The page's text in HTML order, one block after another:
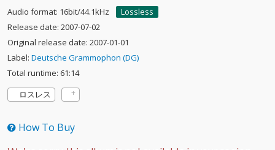
Audio format: 16bit/44.1kHz
Lossless
Release date: 2007-07-02
Original release date: 2007-01-01
Label: Deutsche Grammophon (DG)
Total runtime: 61:14
ロスレス
How To Buy